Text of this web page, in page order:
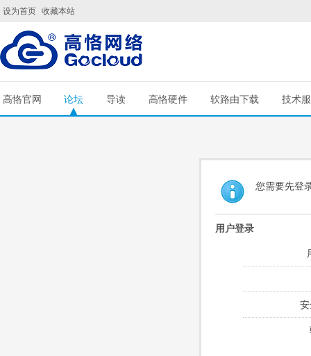
设为首页 收藏本站
高恪官网 论坛 导读 高恪硬件 软路由下载 技术
您需要先登
用户登录